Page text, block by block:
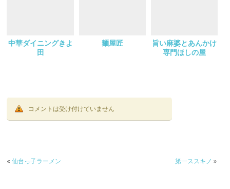
中華ダイニングきよ
田
麺屋匠
旨い麻婆とあんかけ
専門ほしの屋
コメントは受け付けていません
«仙台っ子ラーメン 第一ススキノ »